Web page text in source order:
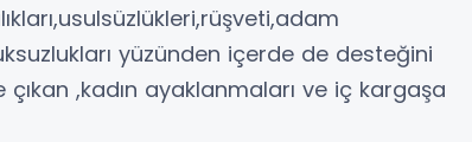
yüzünden içerde de desteğini
,kadın ayaklanmaları ve iç kargaşa